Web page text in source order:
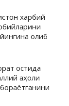
харбий
олиб
остида
аҳоли